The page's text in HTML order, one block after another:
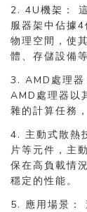
2. 4U機架：
服器架中佔據
物理空間，使
體、存儲設備等
3. AMD處理器
AMD處理器以
雜的計算任務
4. 主動式散熱
片等元件，主
保在高負載情
穩定的性能。
5. 應用場景：